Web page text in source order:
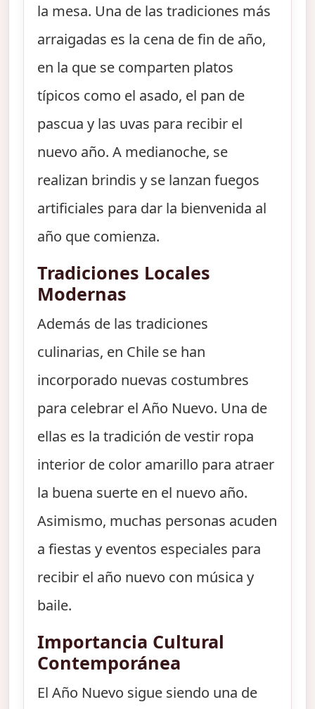
la mesa. Una de las tradiciones más
arraigadas es la cena de fin de año,
en la que se comparten platos
típicos como el asado, el pan de
pascua y las uvas para recibir el
nuevo año. A medianoche, se
realizan brindis y se lanzan fuegos
artificiales para dar la bienvenida al
año que comienza.
Tradiciones Locales
Modernas
Además de las tradiciones
culinarias, en Chile se han
incorporado nuevas costumbres
para celebrar el Año Nuevo. Una de
ellas es la tradición de vestir ropa
interior de color amarillo para atraer
la buena suerte en el nuevo año.
Asimismo, muchas personas acuden
a fiestas y eventos especiales para
recibir el año nuevo con música y
baile.
Importancia Cultural
Contemporánea
El Año Nuevo sigue siendo una de